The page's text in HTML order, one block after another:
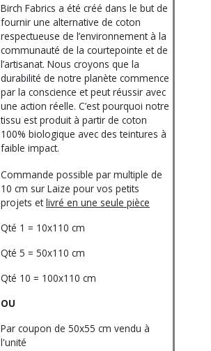
Birch Fabrics a été créé dans le but de
fournir une alternative de coton
respectueuse de l’environnement à la
communauté de la courtepointe et de
l’artisanat. Nous croyons que la
durabilité de notre planète commence
par la conscience et peut réussir avec
une action réelle. C’est pourquoi notre
tissu est produit à partir de coton
100% biologique avec des teintures à
faible impact.
Commande possible par multiple de
10 cm sur Laize pour vos petits
projets etlivré en une seule pièce
Qté 1 = 10x110 cm
Qté 5 = 50x110 cm
Qté 10 = 100x110 cm
OU
Par coupon de 50x55 cm vendu à
l'unité